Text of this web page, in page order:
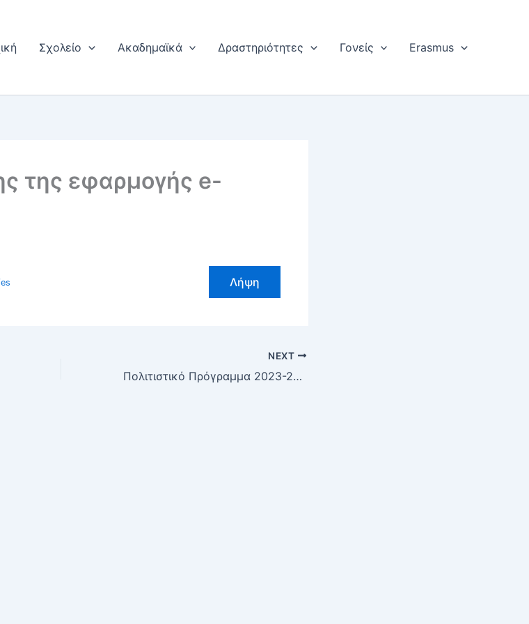
Σχολείο Ακαδημαϊκά Δραστηριότητες Γονείς Erasmus
της εφαρμογής e-
Λήψη
NEXT
Πολιτιστικό Πρόγραμμα 2023-2024: «ΟΙ ΜΑΘΗΤΕΣ ΔΗΜΙΟΥΡΓΟΥΝ ΝΤΟΚΥΜΑΝΤΕΡ ΚΑΙ ΜΑΘΑΙΝΟΥΝ ΕΝΑΛΛΑΚΤΙΚΑ»